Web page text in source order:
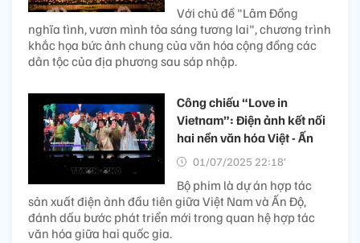
Với chủ đề "Lâm Đồng
nghĩa tình, vươn mình tỏa sáng tương lai", chương trình
khắc họa bức ảnh chung của văn hóa cộng đồng các
dân tộc của địa phương sau sáp nhập.
Công chiếu “Love in
Vietnam”: Điện ảnh kết nối
hai nền văn hóa Việt - Ấn
01/07/2025 22:18’
Bộ phim là dự án hợp tác
sản xuất điện ảnh đầu tiên giữa Việt Nam và Ấn Độ,
đánh dấu bước phát triển mới trong quan hệ hợp tác
văn hóa giữa hai quốc gia.